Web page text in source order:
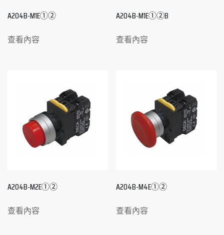
A204B-M1E①②
查看內容
A204B-M1E①②B
查看內容
A204B-M2E①②
查看內容
A204B-M4E①②
查看內容